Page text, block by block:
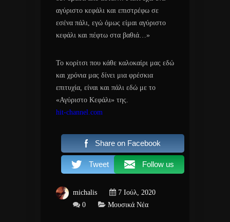
αγύριστο κεφάλι και επιστρέφω σε
εσένα πάλι, εγώ όμως είμαι αγύριστο
κεφάλι και πέφτω στα βαθιά…»
Το κορίτσι που κάθε καλοκαίρι μας εδώ
και χρόνια μας δίνει μια φρέσκια
επιτυχία, είναι και πάλι εδώ με το
«Αγύριστο Κεφάλι» της.
hit-channel.com
Share on Facebook
Tweet Follow us
michalis
7 Ιούλ, 2020
0
Μουσικά Νέα